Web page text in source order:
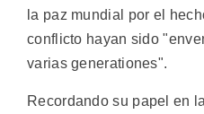
la paz mundial por el
conflicto hayan sido
varias generationes".
Recordando su papel en